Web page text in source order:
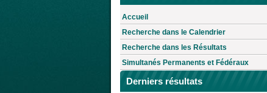
Accueil
Recherche dans le Calendrier
Recherche dans les Résultats
Simultanés Permanents et Fédéraux
Derniers résultats